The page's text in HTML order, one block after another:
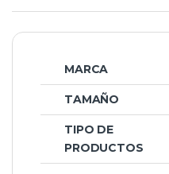
MARCA
TAMAÑO
TIPO DE
PRODUCTOS